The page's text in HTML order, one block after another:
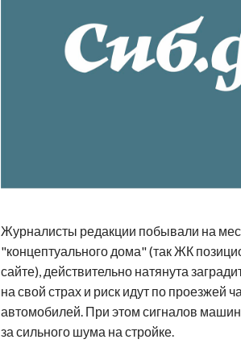
Журналисты редакции побывали на
"концептуального дома" (так ЖК
сайте), действительно натянута
на свой страх и риск идут по проезжей
автомобилей. При этом сигналов
за сильного шума на стройке.